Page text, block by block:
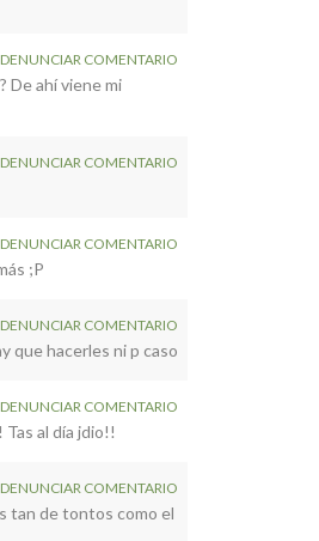
DENUNCIAR COMENTARIO
De ahí viene mi
DENUNCIAR COMENTARIO
DENUNCIAR COMENTARIO
;P
DENUNCIAR COMENTARIO
que hacerles ni p caso
DENUNCIAR COMENTARIO
al día jdio!!
DENUNCIAR COMENTARIO
tan de tontos como el